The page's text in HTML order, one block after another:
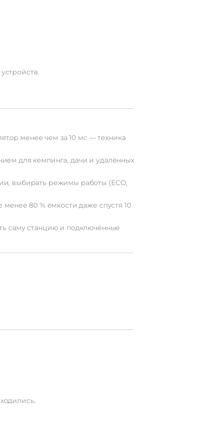
менее чем за 10 мс — техника
для кемпинга, дачи и удалённых
выбирать режимы работы (ECO,
менее 80 % ёмкости даже спустя 10
самустанциюи подключённые